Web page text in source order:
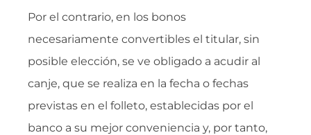
Por el contrario, en los bonos
necesariamente convertibles el titular, sin
posible elección, se ve obligado a acudir al
canje, que se realiza en la fecha o fechas
previstas en el folleto, establecidas por el
banco a su mejor conveniencia y, por tanto,